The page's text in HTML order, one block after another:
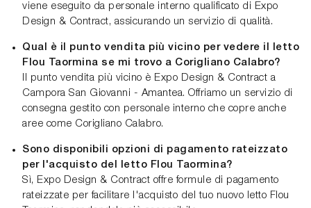
viene eseguito da personale interno qualificato di Expo
Design & Contract, assicurando un servizio di qualità.
Qual è il punto vendita più vicino per vedere il letto
Flou Taormina se mi trovo a Corigliano Calabro?
Il punto vendita più vicino è Expo Design & Contract a
Campora San Giovanni - Amantea. Offriamo un servizio di
consegna gestito con personale interno che copre anche
aree come Corigliano Calabro.
Sono disponibili opzioni di pagamento rateizzato
per l'acquisto del letto Flou Taormina?
Sì, Expo Design & Contract offre formule di pagamento
rateizzate per facilitare l'acquisto del tuo nuovo letto Flou